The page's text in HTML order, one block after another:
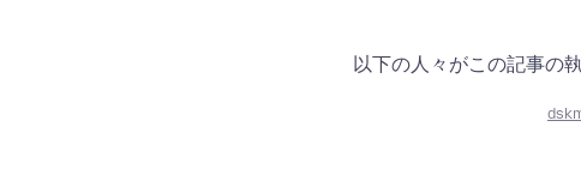
以下の人々がこの記事の